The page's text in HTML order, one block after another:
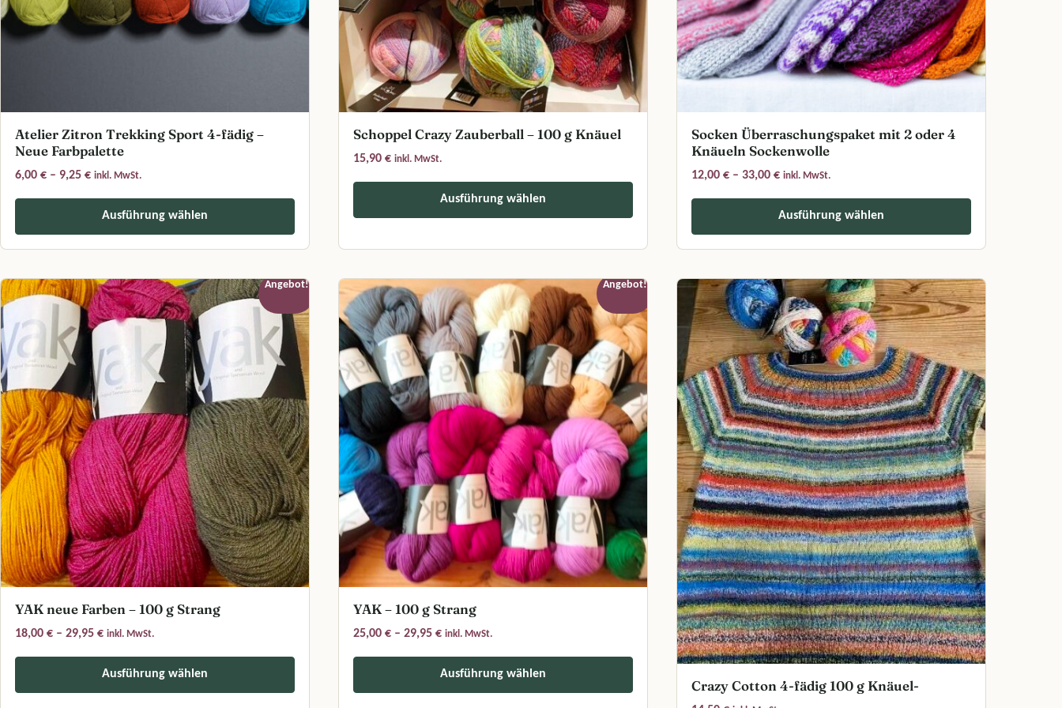
Atelier Zitron Trekking Sport 4-fädig –
Neue Farbpalette
6,00 € – 9,25 €Preisspanne: 6,00 € bis 9,25 €
inkl. MwSt.
Ausführung wählen
Schoppel Crazy Zauberball – 100 g Knäuel
15,90 € inkl. MwSt.
Ausführung wählen
Socken Überraschungspaket mit 2 oder 4
Knäueln Sockenwolle
12,00 € – 33,00 €Preisspanne: 12,00 € bis 33,00 €
inkl. MwSt.
Ausführung wählen
Angebot!
YAK neue Farben – 100 g Strang
18,00 € – 29,95 €Preisspanne: 18,00 € bis 29,95 €
inkl. MwSt.
Ausführung wählen
Angebot!
YAK – 100 g Strang
25,00 € – 29,95 €Preisspanne: 25,00 € bis 29,95 €
inkl. MwSt.
Ausführung wählen
Crazy Cotton 4-fädig 100 g Knäuel-